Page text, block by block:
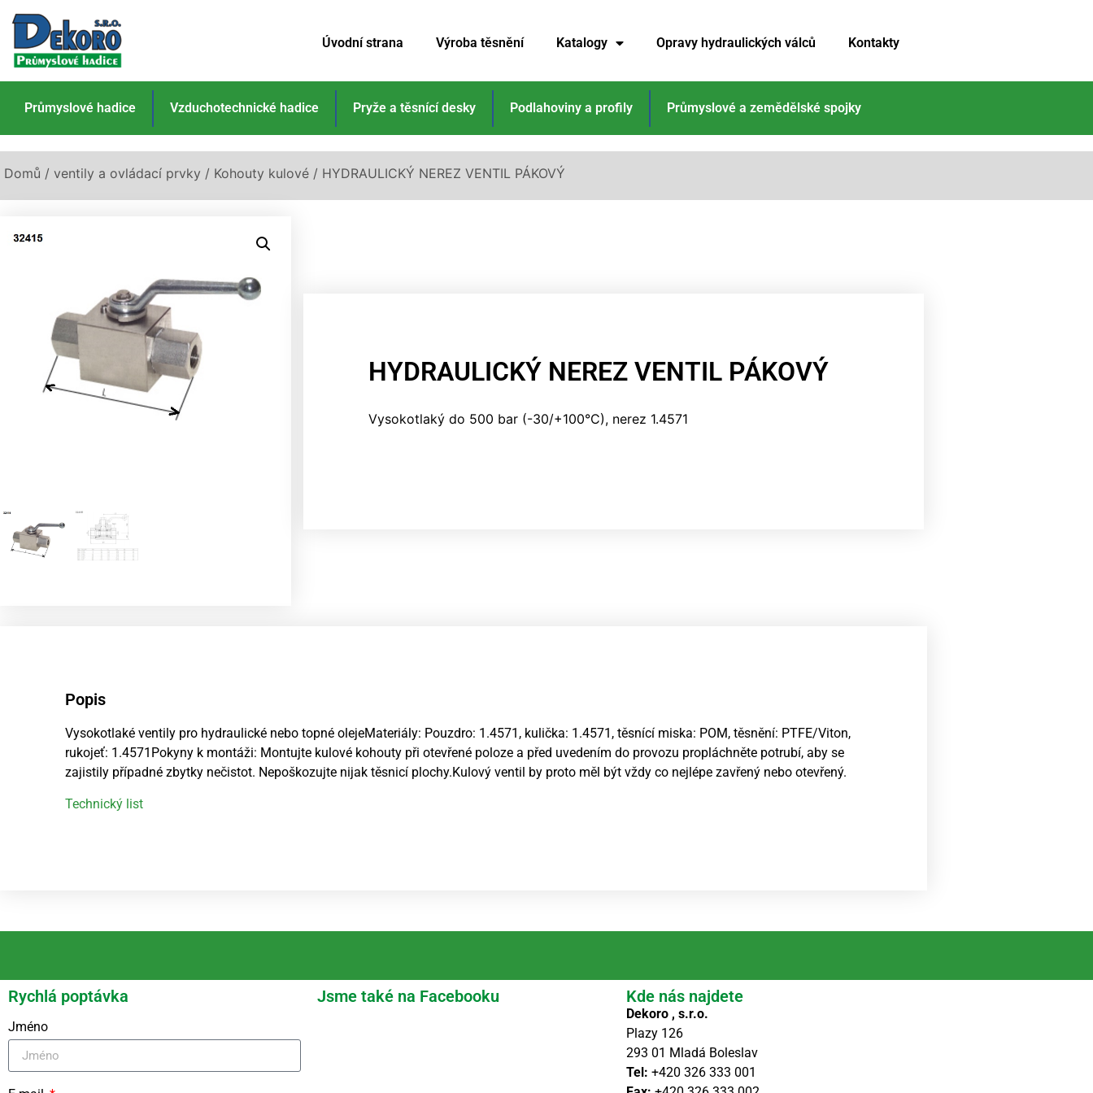
Úvodní strana Výroba těsnění Katalogy Opravy hydraulických válců Kontakty
Průmyslové hadice Vzduchotechnické hadice Pryže a těsnící desky Podlahoviny a profily Průmyslové a zemědělské spojky
Domů / ventily a ovládací prvky / Kohouty kulové / HYDRAULICKÝ NEREZ VENTIL PÁKOVÝ
HYDRAULICKÝ NEREZ VENTIL PÁKOVÝ
Vysokotlaký do 500 bar (-30/+100°C), nerez 1.4571
Popis
Vysokotlaké ventily pro hydraulické nebo topné olejeMateriály: Pouzdro: 1.4571, kulička: 1.4571, těsnící miska: POM, těsnění: PTFE/Viton,
rukojeť: 1.4571Pokyny k montáži: Montujte kulové kohouty při otevřené poloze a před uvedením do provozu propláchněte potrubí, aby se
zajistily případné zbytky nečistot. Nepoškozujte nijak těsnicí plochy.Kulový ventil by proto měl být vždy co nejlépe zavřený nebo otevřený.
Technický list
Rychlá poptávka
Jméno
Jsme také na Facebooku Kde nás najdete
Dekoro , s.r.o.
Plazy 126
293 01 Mladá Boleslav
Tel: +420 326 333 001